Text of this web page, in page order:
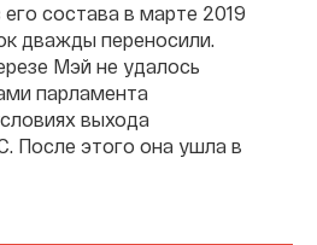
состава в марте 2019
дважды переносили.
Мэй не удалось
парламента
выхода
После этого она ушла в